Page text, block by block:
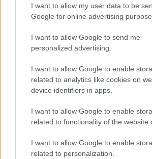
I want to allow my user data to be
Google for online advertising
I want to allow Google to send me
personalized advertising.
I want to allow Google to enable
related to analytics like cookies on
device identifiers in apps.
I want to allow Google to enable
related to functionality of the website
I want to allow Google to enable
related to personalization.
Centro Storico
centro Storico di
meraviglioso ed è uno deiluoghi
visitati dell’Emilia Romagna.